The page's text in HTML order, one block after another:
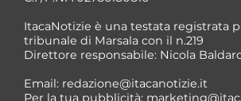
ItacaNotizie è una testata registrata
tribunale di Marsala con il n.219
Direttore responsabile: Nicola
Email: redazione@itacanotizie.it
Per la tua pubblicità: